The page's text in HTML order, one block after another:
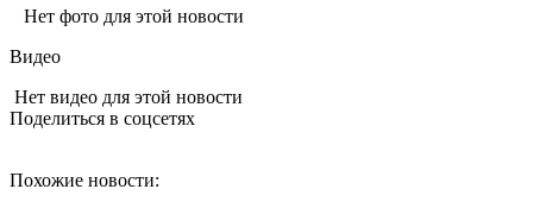
Нет фото для этой новости
Видео
Нет видео для этой новости
Поделиться в соцсетях
Похожие новости: